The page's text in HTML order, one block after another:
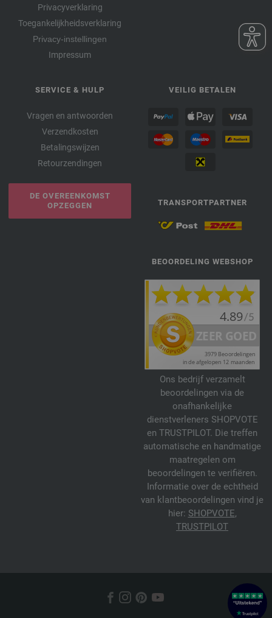
Privacyverklaring
Toegankelijkheidsverklaring
Privacy-instellingen
Impressum
SERVICE & HULP
Vragen en antwoorden
Verzendkosten
Betalingswijzen
Retourzendingen
DE OVEREENKOMST
OPZEGGEN
VEILIG BETALEN
TRANSPORTPARTNER
BEOORDELING WEBSHOP
Ons bedrijf verzamelt
beoordelingen via de
onafhankelijke
dienstverleners SHOPVOTE
en TRUSTPILOT. Die treffen
automatische en handmatige
maatregelen om
beoordelingen te verifiëren.
Informatie over de echtheid
van klantbeoordelingen vind je
hier: SHOPVOTE,
TRUSTPILOT